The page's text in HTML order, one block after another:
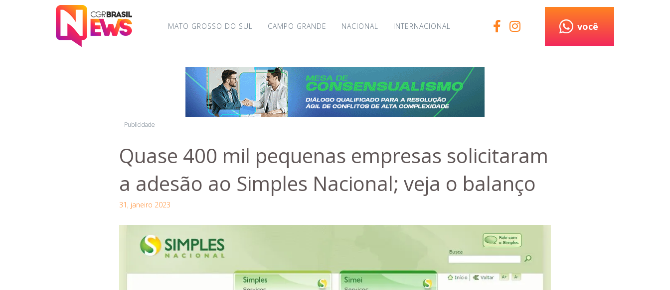
MATO GROSSO DO SUL CAMPO GRANDE NACIONAL INTERNACIONAL você
Publicidade
Quase 400 mil pequenas empresas solicitaram
a adesão ao Simples Nacional; veja o balanço
31, janeiro 2023